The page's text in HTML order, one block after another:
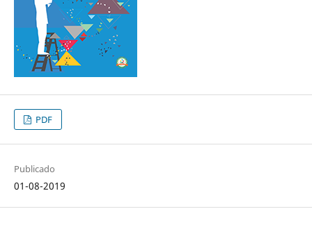
PDF
Publicado
01-08-2019